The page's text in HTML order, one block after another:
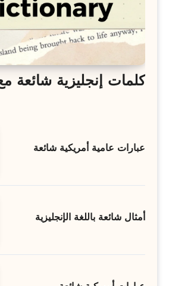
كلمات إنجليزية شائعة مع
عبارات عامية أمريكية شائعة
أمثال شائعة باللغة الإنجليزية